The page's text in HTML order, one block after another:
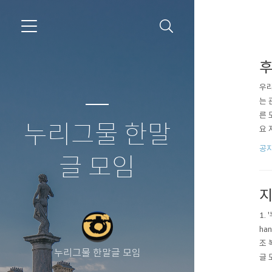
누리그물 한말
글 모임
누리그물 한말글 모임
우
는
른
요
이
공
1. '
조
글